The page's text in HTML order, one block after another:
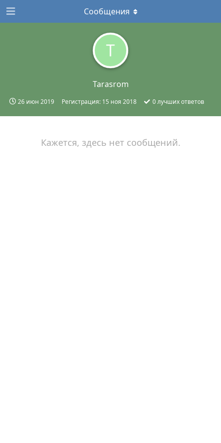
T
Tarasrom
26 июн 2019 Регистрация: 15 ноя 2018 0лучших ответов
Сообщения
Кажется, здесь нет сообщений.